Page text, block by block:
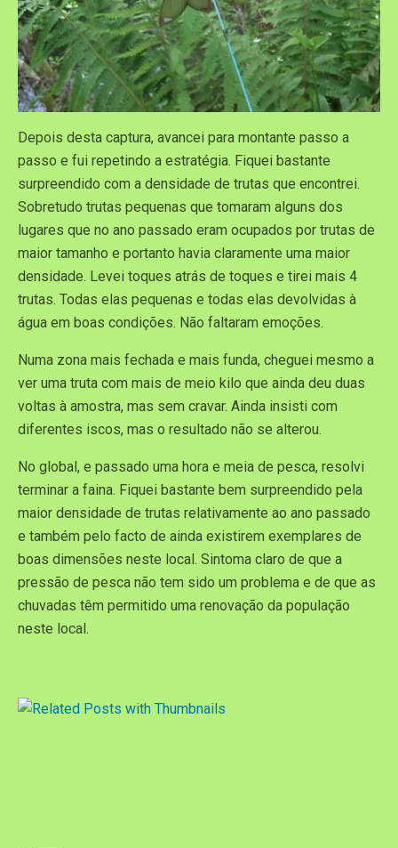
Depois desta captura, avancei para montante passo a
passo e fui repetindo a estratégia. Fiquei bastante
surpreendido com a densidade de trutas que encontrei.
Sobretudo trutas pequenas que tomaram alguns dos
lugares que no ano passado eram ocupados por trutas de
maior tamanho e portanto havia claramente uma maior
densidade. Levei toques atrás de toques e tirei mais 4
trutas. Todas elas pequenas e todas elas devolvidas à
água em boas condições. Não faltaram emoções.
Numa zona mais fechada e mais funda, cheguei mesmo a
ver uma truta com mais de meio kilo que ainda deu duas
voltas à amostra, mas sem cravar. Ainda insisti com
diferentes iscos, mas o resultado não se alterou.
No global, e passado uma hora e meia de pesca, resolvi
terminar a faina. Fiquei bastante bem surpreendido pela
maior densidade de trutas relativamente ao ano passado
e também pelo facto de ainda existirem exemplares de
boas dimensões neste local. Sintoma claro de que a
pressão de pesca não tem sido um problema e de que as
chuvadas têm permitido uma renovação da população
neste local.